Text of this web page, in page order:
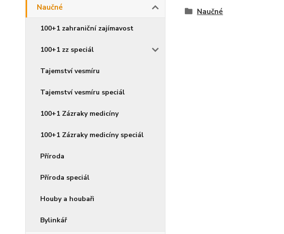
Naučné
100+1 zahraniční zajímavost
100+1 zz speciál
Tajemství vesmíru
Tajemství vesmíru speciál
100+1 Zázraky medicíny
100+1 Zázraky medicíny speciál
Příroda
Příroda speciál
Houby a houbaři
Bylinkář
Naučné